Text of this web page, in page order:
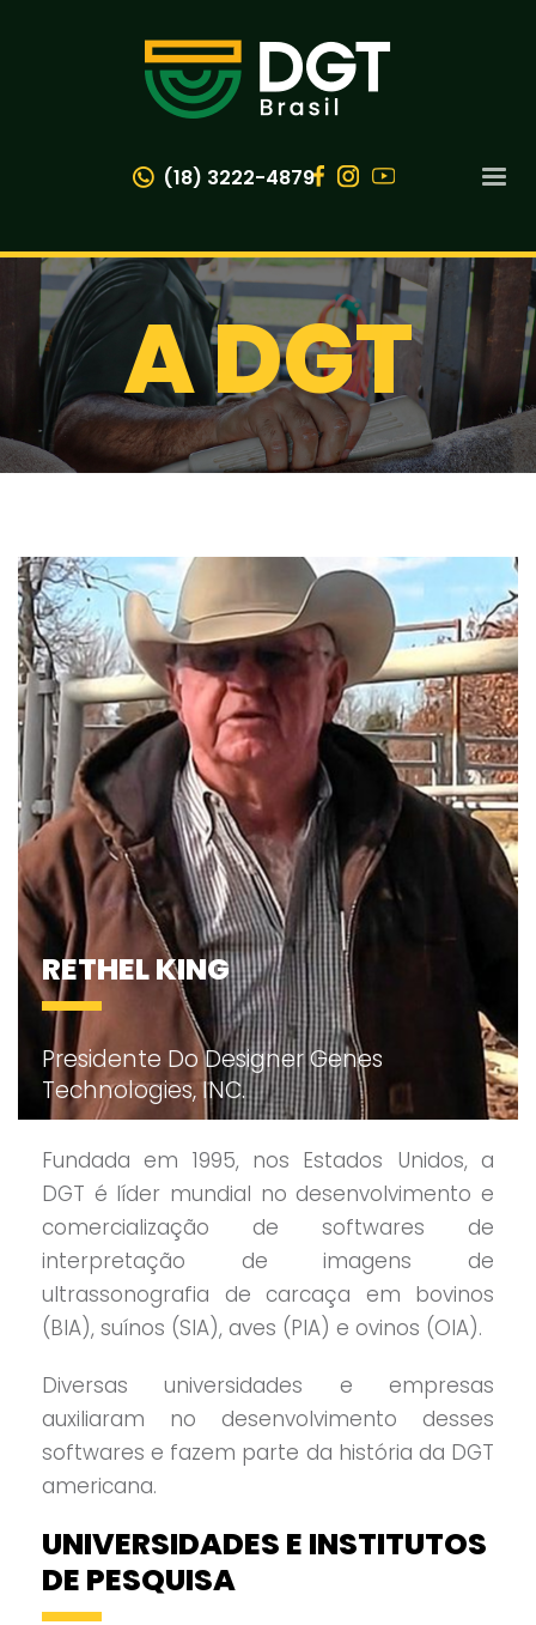
(18) 3222-4879
A DGT
RETHEL KING
Presidente Do Designer Genes
Technologies, INC.
Fundada em 1995, nos Estados Unidos, a
DGT é líder mundial no desenvolvimento e
comercialização de softwares de
interpretação de imagens de
ultrassonografia de carcaça em bovinos
(BIA), suínos (SIA), aves (PIA) e ovinos (OIA).
Diversas universidades e empresas
auxiliaram no desenvolvimento desses
softwares e fazem parte da história da DGT
americana.
UNIVERSIDADES E INSTITUTOS
DE PESQUISA